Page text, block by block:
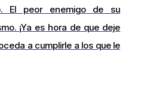
El peor enemigo de su
¡Ya es hora de que deje
a cumplirle a los que le